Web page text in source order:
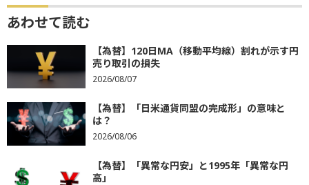
あわせて読む
【為替】120日MA（移動平均線）割れが示す円
売り取引の損失
2026/08/07
【為替】「日米通貨同盟の完成形」の意味と
は？
2026/08/06
【為替】「異常な円安」と1995年「異常な円
高」